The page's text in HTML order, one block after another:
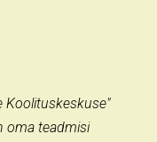
Koolituskeskuse"
oma teadmisi